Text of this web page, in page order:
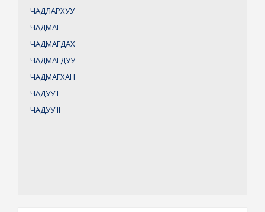
ЧАДЛАРХУУ
ЧАДМАГ
ЧАДМАГДАХ
ЧАДМАГДУУ
ЧАДМАГХАН
ЧАДУУI
ЧАДУУII